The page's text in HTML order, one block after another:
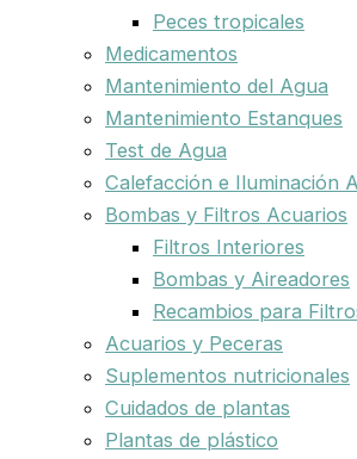
Peces tropicales
Medicamentos
Mantenimiento del Agua
Mantenimiento Estanques
Test de Agua
Calefacción e Iluminación
Bombas y Filtros Acuarios
Filtros Interiores
Bombas y Aireadores
Recambios para
Acuarios y Peceras
Suplementos nutricionales
Cuidados de plantas
Plantas de plástico